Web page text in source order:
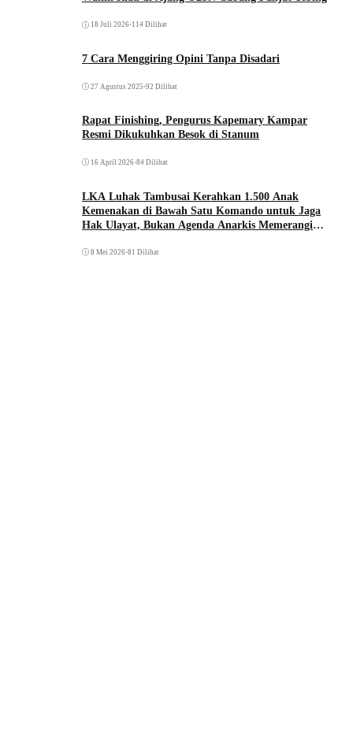
18 Juli 2026•114 Dilihat
7 Cara Menggiring Opini Tanpa Disadari
27 Agustus 2025 •92 Dilihat
Rapat Finishing, Pengurus Kapemary Kampar
Resmi Dikukuhkan Besok di Stanum
16 April 2026•84 Dilihat
LKA Luhak Tambusai Kerahkan 1.500 Anak
Kemenakan di Bawah Satu Komando untuk Jaga
Hak Ulayat, Bukan Agenda Anarkis Memerangi
8 Mei 2026•81 Dilihat